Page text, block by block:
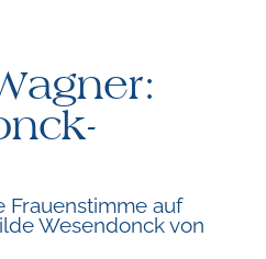
Frauenstimme auf
Wesendonck von